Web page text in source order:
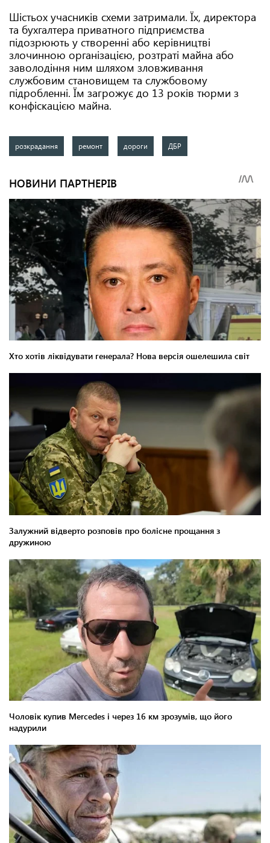
Шістьох учасників схеми затримали. Їх, директора
та бухгалтера приватного підприємства
підозрюють у створенні або керівництві
злочинною організацією, розтраті майна або
заволодіння ним шляхом зловживання
службовим становищем та службовому
підробленні. Їм загрожує до 13 років тюрми з
конфіскацією майна.
розкрадання ремонт дороги ДБР